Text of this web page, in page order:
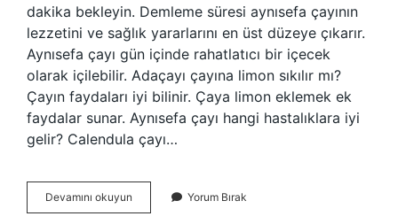
dakika bekleyin. Demleme süresi aynısefa çayının
lezzetini ve sağlık yararlarını en üst düzeye çıkarır.
Aynısefa çayı gün içinde rahatlatıcı bir içecek
olarak içilebilir. Adaçayı çayına limon sıkılır mı?
Çayın faydaları iyi bilinir. Çaya limon eklemek ek
faydalar sunar. Aynısefa çayı hangi hastalıklara iyi
gelir? Calendula çayı…
Devamını okuyun Aynısefa
Çayına
Yorum Bırak